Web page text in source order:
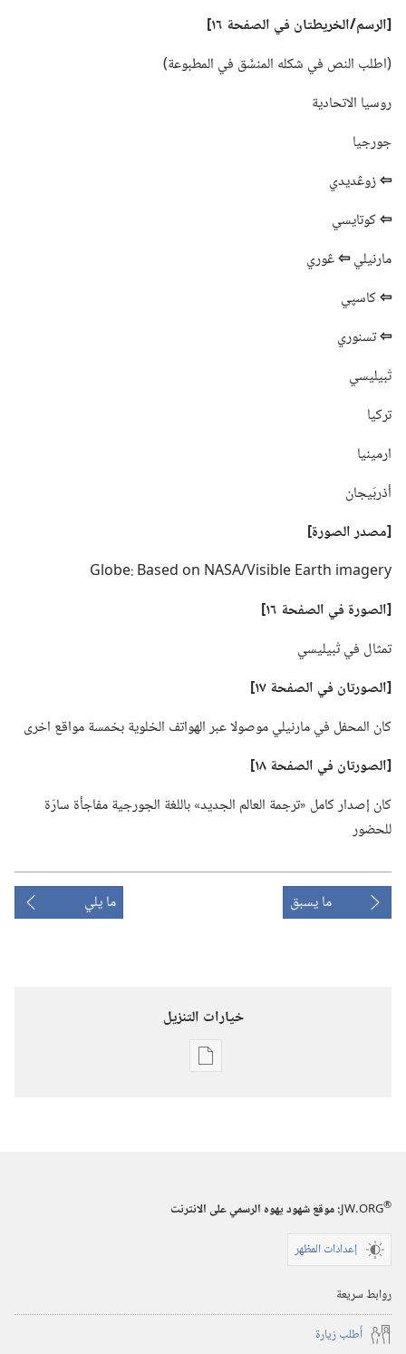
‏[الرسم/‏الخريطتان في الصفحة ١٦]‏
‏(‏اطلب النص في شكله المنسَّق في المطبوعة)‏
روسيا الاتحادية
جورجيا
⇦زوڠديدي
⇦كوتايسي
مارنيلي⇦ڠوري
⇦كاسپي
⇦تسنوري
تْبيليسي
تركيا
ارمينيا
أذربَيجان
‏[مصدر الصورة]‏
‏[الصورة في الصفحة ١٦]‏
تمثال في تْبيليسي
‏[الصورتان في الصفحة ١٧]‏
كان المحفل في مارنيلي موصولا عبر الهواتف الخلوية بخمسة مواقع اخرى
‏[الصورتان في الصفحة ١٨]‏
كان إصدار كامل «ترجمة العالم الجديد» باللغة الجورجية مفاجأة سارّة
للحضور
ما يسبق ما يلي
خيارات التنزيل
خيارات
الدراسية)‏
‎٢٠٠٧
JW.ORG®
:‏ موقع شهود يهوه الرسمي على الانترنت
إعدادات المظهر
روابط سريعة
أُطلب زيارة